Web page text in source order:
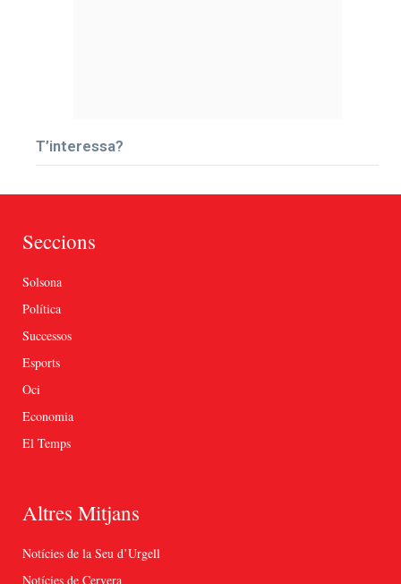
T’interessa?
Seccions
Solsona
Política
Successos
Esports
Oci
Economia
El Temps
Altres Mitjans
Notícies de la Seu d’Urgell
Notícies de Cervera